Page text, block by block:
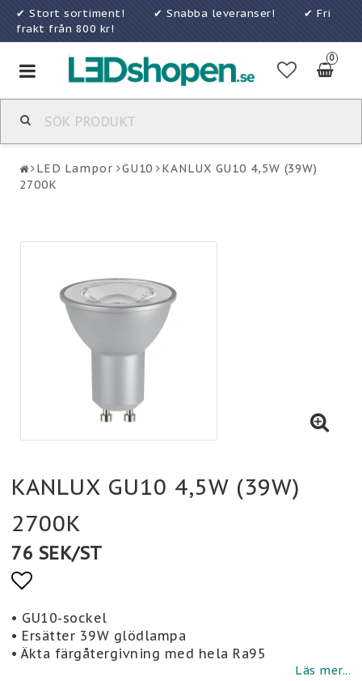
✔ Stort sortiment! ✔ Snabba leveranser! ✔ Fri
frakt från 800 kr!
0
Toggle
navigation
LED Lampor GU10
KANLUX GU10 4,5W (39W)
2700K
KANLUX GU10 4,5W (39W)
2700K
76 SEK/ST
Lägg till i favoritlistan
• GU10-sockel
• Ersätter 39W glödlampa
• Äkta färgåtergivning med hela Ra95
Läs mer...